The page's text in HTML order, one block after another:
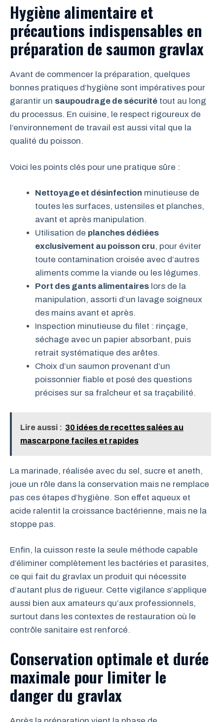
Hygiène alimentaire et
précautions indispensables en
préparation de saumon gravlax
Avant de commencer la préparation, quelques
bonnes pratiques d’hygiène sont impératives pour
garantir un saupoudrage de sécurité tout au long
du processus. En cuisine, le respect rigoureux de
l’environnement de travail est aussi vital que la
qualité du poisson.
Voici les points clés pour une pratique sûre :
Nettoyage et désinfection minutieuse de
toutes les surfaces, ustensiles et planches,
avant et après manipulation.
Utilisation de planches dédiées
exclusivement au poisson cru, pour éviter
toute contamination croisée avec d’autres
aliments comme la viande ou les légumes.
Port des gants alimentaires lors de la
manipulation, assorti d’un lavage soigneux
des mains avant et après.
Inspection minutieuse du filet : rinçage,
séchage avec un papier absorbant, puis
retrait systématique des arêtes.
Choix d’un saumon provenant d’un
poissonnier fiable et posé des questions
précises sur sa fraîcheur et sa traçabilité.
Lire aussi : 30 idées de recettes salées au
mascarpone faciles et rapides
La marinade, réalisée avec du sel, sucre et aneth,
joue un rôle dans la conservation mais ne remplace
pas ces étapes d’hygiène. Son effet aqueux et
acide ralentit la croissance bactérienne, mais ne la
stoppe pas.
Enfin, la cuisson reste la seule méthode capable
d’éliminer complètement les bactéries et parasites,
ce qui fait du gravlax un produit qui nécessite
d’autant plus de rigueur. Cette vigilance s’applique
aussi bien aux amateurs qu’aux professionnels,
surtout dans les contextes de restauration où le
contrôle sanitaire est renforcé.
Conservation optimale et durée
maximale pour limiter le
danger du gravlax